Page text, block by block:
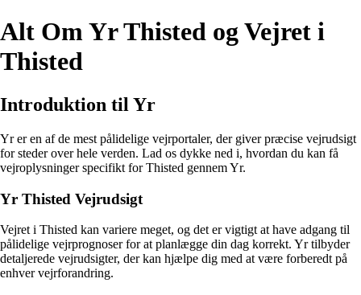
Alt Om Yr Thisted og Vejret i
Thisted
Introduktion til Yr
Yr er en af de mest pålidelige vejrportaler, der giver præcise vejrudsigt
for steder over hele verden. Lad os dykke ned i, hvordan du kan få
vejroplysninger specifikt for Thisted gennem Yr.
Yr Thisted Vejrudsigt
Vejret i Thisted kan variere meget, og det er vigtigt at have adgang til
pålidelige vejrprognoser for at planlægge din dag korrekt. Yr tilbyder
detaljerede vejrudsigter, der kan hjælpe dig med at være forberedt på
enhver vejrforandring.